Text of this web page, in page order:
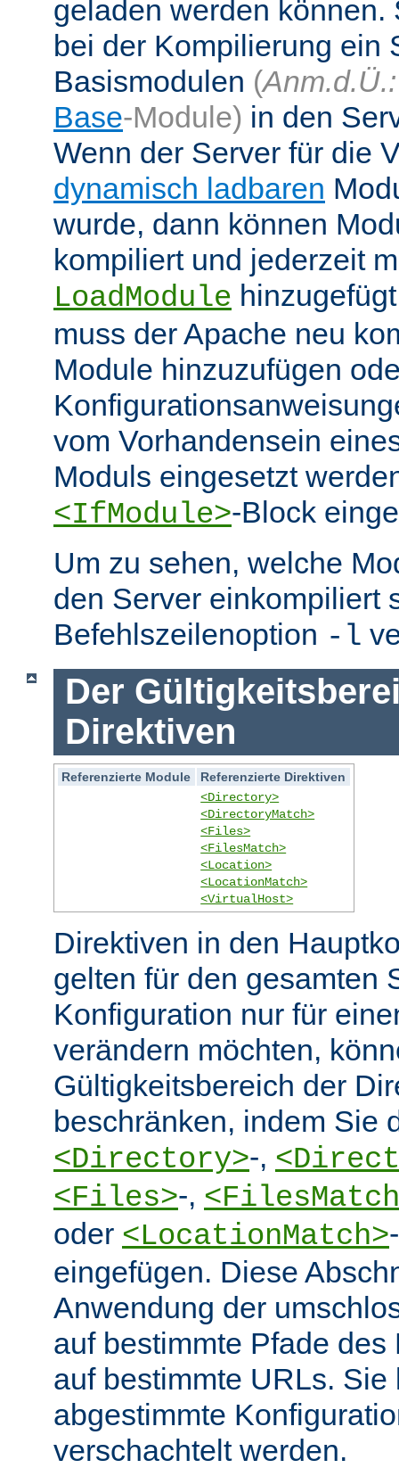
geladen werden
bei der Kompilierung ein
Basismodulen (Anm.d.Ü.:
Base-Module) in den
Wenn der Server für die
dynamisch ladbaren
wurde, dann können
kompiliert und jederzeit
LoadModule
muss der Apache neu
Module hinzuzufügen
vom Vorhandensein
Moduls eingesetzt
<IfModule>-Block
Um zu sehen, welche
den Server einkompiliert
Befehlszeilenoption -l
Der
Direktiven
Referenzierte Module
Referenzierte Direktiven
<Directory>
<DirectoryMatch>
<Files>
<FilesMatch>
<Location>
<LocationMatch>
<VirtualHost>
Direktiven in den
gelten für den gesamten
Konfiguration nur für
verändern möchten,
Gültigkeitsbereich der
beschränken, indem Sie
<Directory>-,
<Files>-,
oder <LocationMatch>
eingefügen. Diese
Anwendung der
auf bestimmte Pfade
auf bestimmte URLs.
abgestimmte
verschachtelt werden.